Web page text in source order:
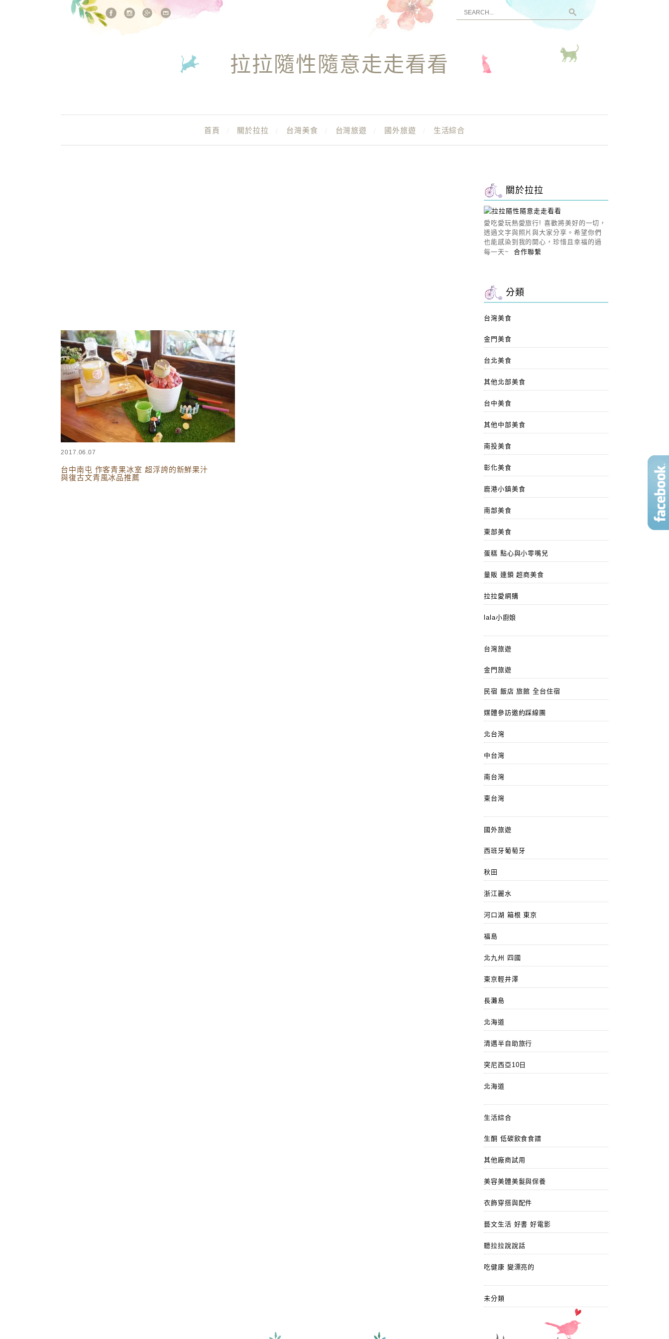
站內搜尋
拉拉隨性隨意走走看看
首頁 關於拉拉 台灣美食 台灣旅遊 國外旅遊 生活綜合
2017.06.07
台中南屯 作客青果冰室 超浮誇的新鮮果汁
與復古文青風冰品推薦
關於拉拉
愛吃愛玩熱愛旅行! 喜歡將美好的一切，
透過文字與照片與大家分享。希望你們
也能感染到我的開心，珍惜且幸福的過
每一天~合作聯繫
分類
台灣美食
金門美食
台北美食
其他北部美食
台中美食
其他中部美食
南投美食
彰化美食
鹿港小鎮美食
南部美食
東部美食
蛋糕 點心與小零嘴兒
量販 連鎖 超商美食
拉拉愛網購
lala小廚娘
台灣旅遊
金門旅遊
民宿 飯店 旅館 全台住宿
媒體參訪邀約踩線團
北台灣
中台灣
南台灣
東台灣
國外旅遊
西班牙葡萄牙
秋田
浙江麗水
河口湖 箱根 東京
福島
北九州 四國
東京輕井澤
長灘島
北海道
清邁半自助旅行
突尼西亞10日
北海道
生活綜合
生酮 低碳飲食食譜
其他廠商試用
美容美體美髮與保養
衣飾穿搭與配件
藝文生活 好書 好電影
聽拉拉說說話
吃健康 變漂亮的
未分類